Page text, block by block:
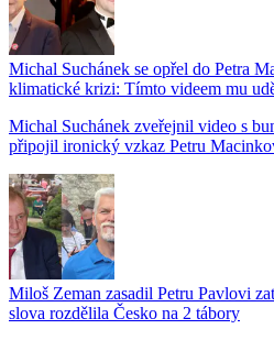
Michal Suchánek se opřel do Petra
klimatické krizi: Tímto videem mu
Michal Suchánek zveřejnil video s
připojil ironický vzkaz Petru
Miloš Zeman zasadil Petru Pavlovi
slova rozdělila Česko na 2 tábory